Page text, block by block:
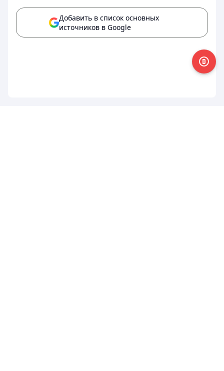
Добавить в список основных
источников в Google